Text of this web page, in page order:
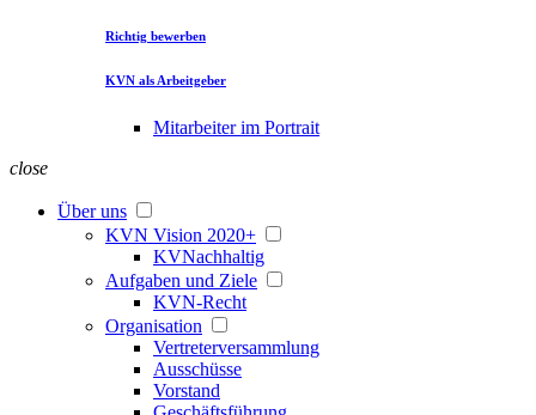
Richtig bewerben
KVN als Arbeitgeber
Mitarbeiter im Portrait
close
Über uns
KVN Vision 2020+
KVNachhaltig
Aufgaben und Ziele
KVN-Recht
Organisation
Vertreterversammlung
Ausschüsse
Vorstand